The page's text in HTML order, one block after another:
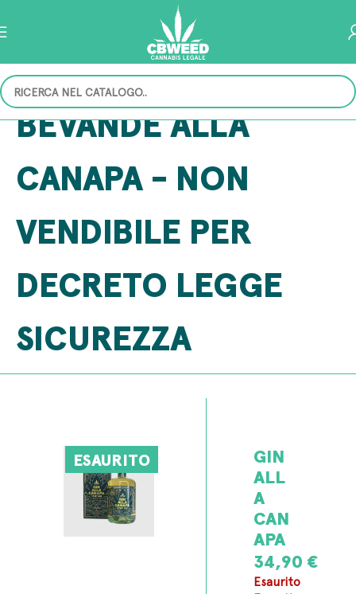
BEVANDE ALLA
CANAPA - NON
VENDIBILE PER
DECRETO LEGGE
SICUREZZA
ESAURITO
GIN
ALL
A
CAN
APA
34,90€
Esaurito